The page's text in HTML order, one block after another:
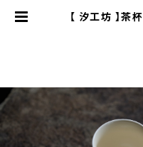
【 汐工坊 】茶杯 / 【 Tidal Atelier 】